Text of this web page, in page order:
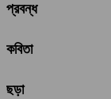
প্রবন্ধ
কবিতা
ছড়া